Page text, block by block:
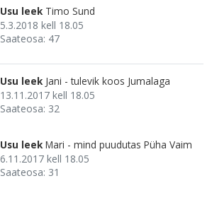
Usu leek Timo Sund
5.3.2018 kell 18.05
Saateosa: 47
Usu leek Jani - tulevik koos Jumalaga
13.11.2017 kell 18.05
Saateosa: 32
Usu leek Mari - mind puudutas Püha Vaim
6.11.2017 kell 18.05
Saateosa: 31